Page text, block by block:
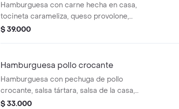
Hamburguesa con carne hecha en casa,
tocineta carameliza, queso provolone,
salsa de la casa y vegetales, acompañada
$ 39.000
Hamburguesa pollo crocante
Hamburguesa con pechuga de pollo
crocante, salsa tártara, salsa de la casa,
queso mozzarella, cebolla grille, tocineta
$ 33.000